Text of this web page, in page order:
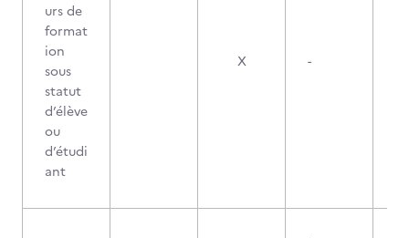
urs de
format
ion
sous
statut
d’élève
ou
d’étudi
ant
X -